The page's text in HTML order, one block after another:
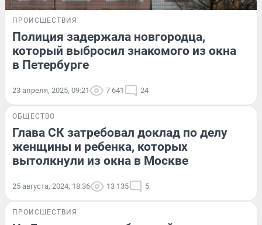
ПРОИСШЕСТВИЯ
Полиция задержала новгородца,
который выбросил знакомого из окна
в Петербурге
23 апреля, 2025, 09:21 7 641 24
ОБЩЕСТВО
Глава СК затребовал доклад по делу
женщины и ребенка, которых
вытолкнули из окна в Москве
25 августа, 2024, 18:36 13 135 5
ПРОИСШЕСТВИЯ